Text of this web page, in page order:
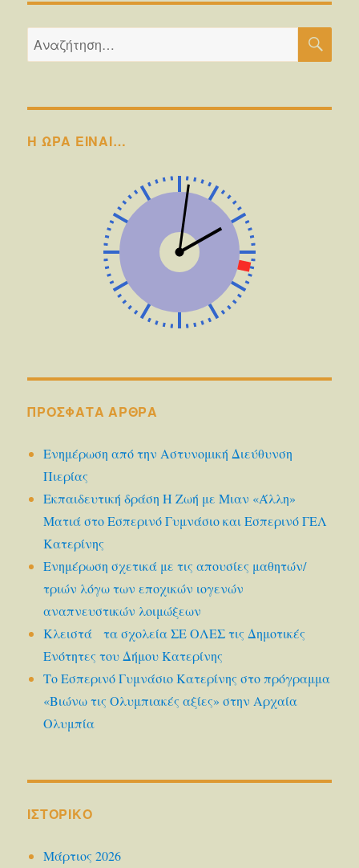
Αναζήτηση
για:
Η ΩΡΑ ΕΙΝΑΙ…
ΠΡΌΣΦΑΤΑ ΆΡΘΡΑ
Ενημέρωση από την Αστυνομική Διεύθυνση
Πιερίας
Εκπαιδευτική δράση Η Ζωή με Μιαν «Άλλη»
Ματιά στο Εσπερινό Γυμνάσιο και Εσπερινό ΓΕΛ
Κατερίνης
Ενημέρωση σχετικά με τις απουσίες μαθητών/
τριών λόγω των εποχικών ιογενών
αναπνευστικών λοιμώξεων
Κλειστά τα σχολεία ΣΕ ΟΛΕΣ τις Δημοτικές
Ενότητες του Δήμου Κατερίνης
Το Εσπερινό Γυμνάσιο Κατερίνης στο πρόγραμμα
«Βιώνω τις Ολυμπιακές αξίες» στην Αρχαία
Ολυμπία
ΙΣΤΟΡΙΚΌ
Μάρτιος 2026